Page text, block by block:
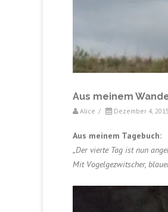
Aus meinem
Alice / Dezember 4, 2015
Aus meinem Tagebuch:
„Der vierte Tag ist nun
Mit Vogelgezwitscher,